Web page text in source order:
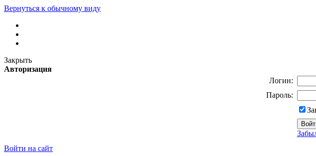
Вернуться к обычному виду
Закрыть
Авторизация
Логин:
Пароль:
Войти на сайт